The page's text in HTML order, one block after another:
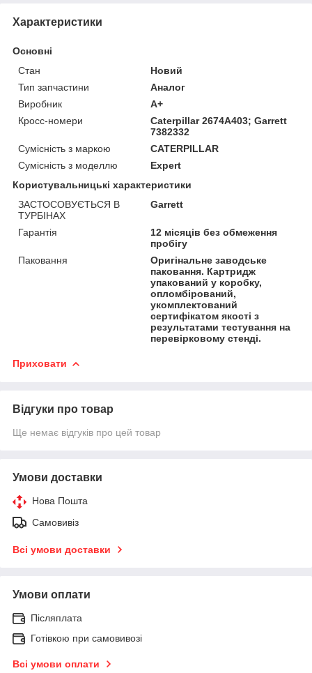
Характеристики
Основні
Стан
Новий
Тип запчастини
Аналог
Виробник
A+
Кросс-номери
Caterpillar 2674A403; Garrett
7382332
Сумісність з маркою
CATERPILLAR
Сумісність з моделлю
Expert
Користувальницькі характеристики
ЗАСТОСОВУЄТЬСЯ В
ТУРБІНАХ
Garrett
Гарантія
12 місяців без обмеження
пробігу
Паковання
Оригінальне заводське
паковання. Картридж
упакований у коробку,
опломбірований,
укомплектований
сертифікатом якості з
результатами тестування на
перевірковому стенді.
Приховати
Відгуки про товар
Ще немає відгуків про цей товар
Умови доставки
Нова Пошта
Самовивіз
Всі умови доставки
Умови оплати
Післяплата
Готівкою при самовивозі
Всі умови оплати